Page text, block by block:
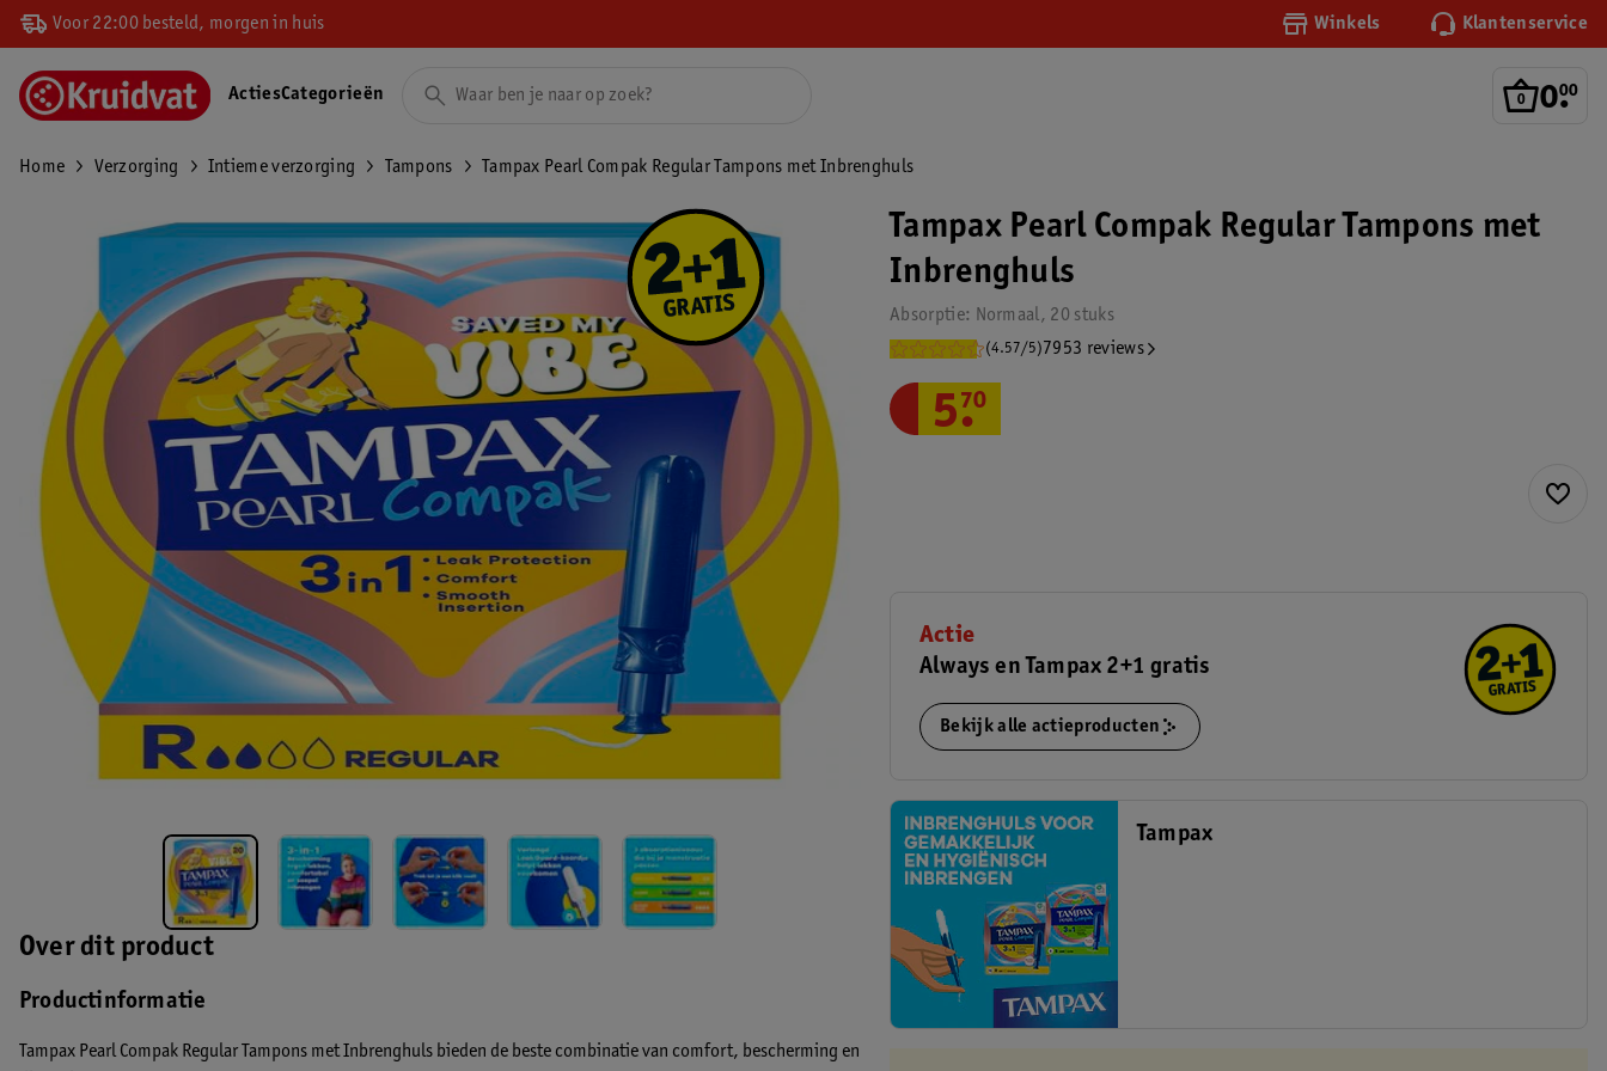
Voor 22:00 besteld, morgen in huis Winkels Klantenservice
0.
00
ActiesCategorieën
Home Verzorging Intieme verzorging Tampons Tampax Pearl Compak Regular Tampons met Inbrenghuls
Over dit product
Productinformatie
Tampax Pearl Compak Regular Tampons met Inbrenghuls bieden de beste combinatie van comfort, bescherming en
Tampax Pearl Compak Regular Tampons met
Inbrenghuls
Absorptie: Normaal, 20 stuks
(4.57/5) 7953 reviews
5.
70
Actie
Always en Tampax 2+1 gratis
Bekijk alle actieproducten
Tampax